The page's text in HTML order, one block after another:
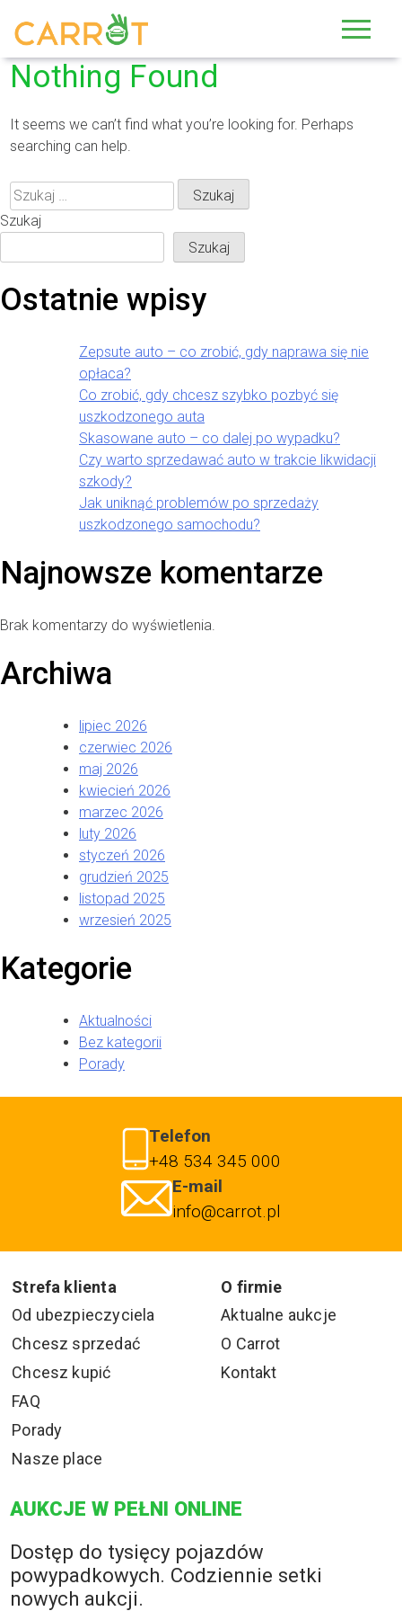
Nothing Found
It seems we can’t find what you’re looking for. Perhaps
searching can help.
Szukaj:
Szukaj
Szukaj
Ostatnie wpisy
Zepsute auto – co zrobić, gdy naprawa się nie
opłaca?
Co zrobić, gdy chcesz szybko pozbyć się
uszkodzonego auta
Skasowane auto – co dalej po wypadku?
Czy warto sprzedawać auto w trakcie likwidacji
szkody?
Jak uniknąć problemów po sprzedaży
uszkodzonego samochodu?
Najnowsze komentarze
Brak komentarzy do wyświetlenia.
Archiwa
lipiec 2026
czerwiec 2026
maj 2026
kwiecień 2026
marzec 2026
luty 2026
styczeń 2026
grudzień 2025
listopad 2025
wrzesień 2025
Kategorie
Aktualności
Bez kategorii
Porady
Telefon
+48 534 345 000
E-mail
info@carrot.pl
Strefa klienta
O firmie
Od ubezpieczyciela
Chcesz sprzedać
Chcesz kupić
FAQ
Porady
Nasze place
Aktualne aukcje
O Carrot
Kontakt
AUKCJE W PEŁNI ONLINE
Dostęp do tysięcy pojazdów
powypadkowych. Codziennie setki
nowych aukcji.